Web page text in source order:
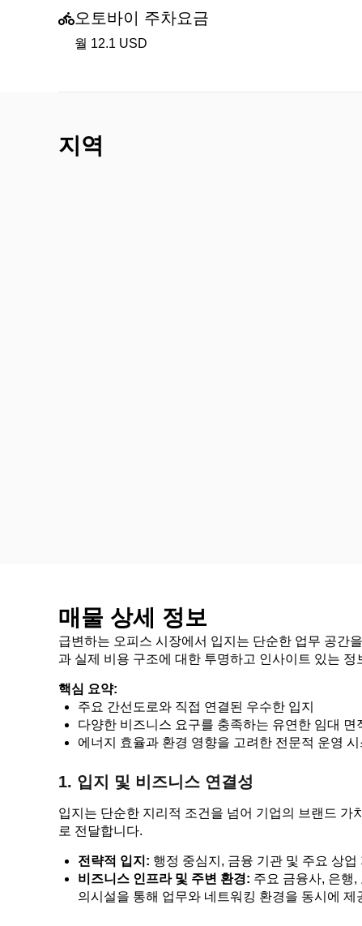
오토바이 주차요금
월 12.1 USD
지역
매물 상세 정보
급변하는 오피스 시장에서 입지는 단순한 업무 공간
과 실제 비용 구조에 대한 투명하고 인사이트 있는 정
핵심 요약:
주요 간선도로와 직접 연결된 우수한 입지
다양한 비즈니스 요구를 충족하는 유연한 임대 면
에너지 효율과 환경 영향을 고려한 전문적 운영 시
1. 입지 및 비즈니스 연결성
입지는 단순한 지리적 조건을 넘어 기업의 브랜드
로 전달합니다.
전략적 입지: 행정 중심지, 금융 기관 및 주요 상
비즈니스 인프라 및 주변 환경: 주요 금융사, 은행
의시설을 통해 업무와 네트워킹 환경을 동시에 제